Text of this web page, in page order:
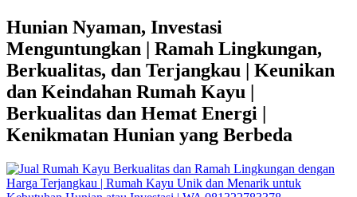
Hunian Nyaman, Investasi
Menguntungkan | Ramah Lingkungan,
Berkualitas, dan Terjangkau | Keunikan
dan Keindahan Rumah Kayu |
Berkualitas dan Hemat Energi |
Kenikmatan Hunian yang Berbeda